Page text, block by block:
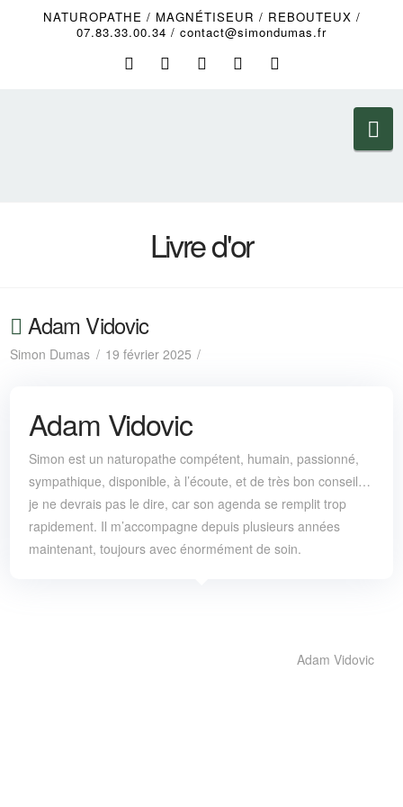
NATUROPATHE / MAGNÉTISEUR / REBOUTEUX /
07.83.33.00.34 / contact@simondumas.fr
Livre d'or
Adam Vidovic
Simon Dumas 19 février 2025
Adam Vidovic
Simon est un naturopathe compétent, humain, passionné,
sympathique, disponible, à l’écoute, et de très bon conseil…
je ne devrais pas le dire, car son agenda se remplit trop
rapidement. Il m’accompagne depuis plusieurs années
maintenant, toujours avec énormément de soin.
Adam Vidovic